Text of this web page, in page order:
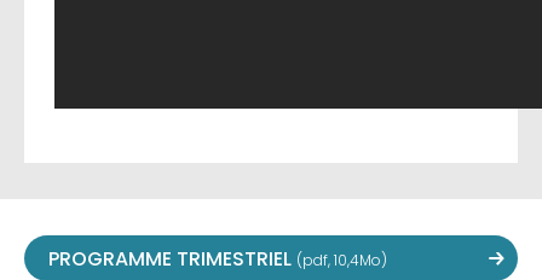
PROGRAMME TRIMESTRIEL (pdf, 10,4Mo)